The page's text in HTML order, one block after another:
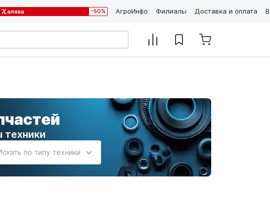
-50% АгроИнфо Филиалы Доставка и оплата
техники
по типу техники